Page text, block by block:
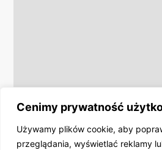
Cenimy prywatność
Używamy plików cookie, aby
przeglądania, wyświetlać reklamy